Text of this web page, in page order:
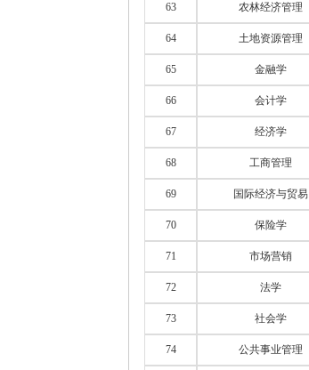
63 农林经济管理
64 土地资源管理
65 金融学
66 会计学
67 经济学
68 工商管理
69 国际经济与贸易
70 保险学
71 市场营销
72 法学
73 社会学
74 公共事业管理